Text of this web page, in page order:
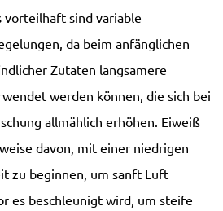
vorteilhaft sind variable
da beim anfänglichen
Zutaten langsamere
werden können, die sich bei
allmählich erhöhen. Eiweiß
davon, mit einer niedrigen
zu beginnen, um sanft Luft
es beschleunigt wird, um steife